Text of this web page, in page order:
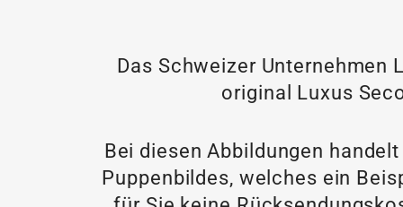
Das Schweizer Unternehmen
original Luxus
Bei diesen Abbildungen
Puppenbildes, welches ein